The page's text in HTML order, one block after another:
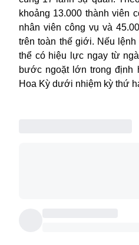
khoảng 13.000 thành viên
nhân viên công vụ và
trên toàn thế giới. Nếu
thể có hiệu lực ngay từ
bước ngoặt lớn trong định
Hoa Kỳ dưới nhiệm kỳ thứ